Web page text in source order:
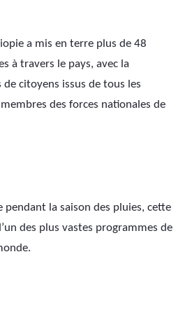
a mis en terre plus de 48
à travers le pays, avec la
citoyens issus de tous les
des forces nationales de
pendant la saison des pluies, cette
des plus vastes programmes de